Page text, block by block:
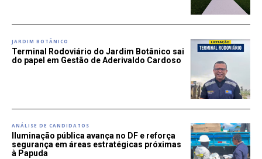
JARDIM BOTÂNICO
Terminal Rodoviário do Jardim Botânico sai
do papel em Gestão de Aderivaldo Cardoso
ANÁLISE DE CANDIDATOS
Iluminação pública avança no DF e reforça
segurança em áreas estratégicas próximas
à Papuda